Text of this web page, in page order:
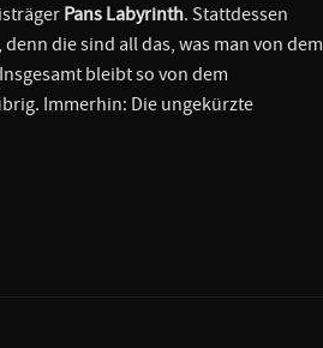
Pans Labyrinth. Stattdessen
die sind all das, was man von dem
bleibt so von dem
Immerhin: Die ungekürzte